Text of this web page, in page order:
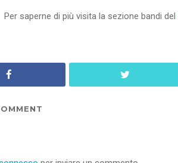
Per saperne di più visita la sezione bandi del